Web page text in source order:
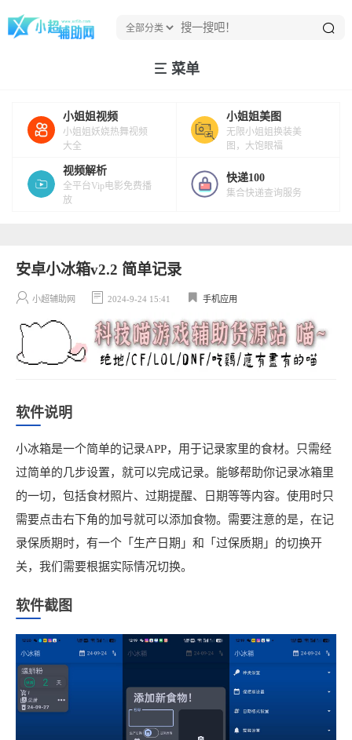
菜单
小姐姐视频
小姐姐妖娆热舞视频
大全
小姐姐美图
无限小姐姐换装美
图，大饱眼福
视频解析
全平台Vip电影免费播
放
快递100
集合快递查询服务
安卓小冰箱v2.2 简单记录
小超辅助网 2024-9-24 15:41 手机应用
软件说明
小冰箱是一个简单的记录APP，用于记录家里的食材。只需经
过简单的几步设置，就可以完成记录。能够帮助你记录冰箱里
的一切，包括食材照片、过期提醒、日期等等内容。使用时只
需要点击右下角的加号就可以添加食物。需要注意的是，在记
录保质期时，有一个「生产日期」和「过保质期」的切换开
关，我们需要根据实际情况切换。
软件截图